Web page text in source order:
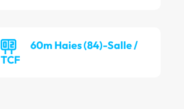
60m Haies (84)-Salle /
TCF